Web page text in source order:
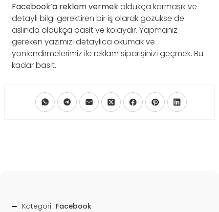
Facebook’a reklam vermekoldukça karmaşık ve
detaylı bilgi gerektiren bir iş olarak gözükse de
aslında oldukça basit ve kolaydır. Yapmanız
gereken yazımızı detaylıca okumak ve
yönlendirmelerimiz ile reklam siparişinizi geçmek. Bu
kadar basit.
Kategori: Facebook